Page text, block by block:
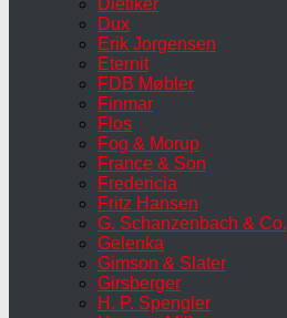
Dux
Erik Jorgensen
Eternit
FDB Møbler
Finmar
Flos
Fog & Morup
France & Son
Fredericia
Fritz Hansen
G. Schanzenbach & Co.
Gelenka
Gimson & Slater
Girsberger
H. P. Spengler